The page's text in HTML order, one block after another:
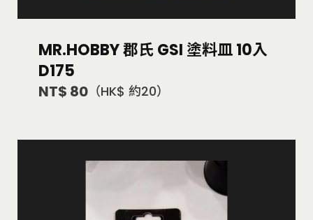
MR.HOBBY 郡氏 GSI 塗料皿 10入
D175
NT$ 80 （HK$ 約20）